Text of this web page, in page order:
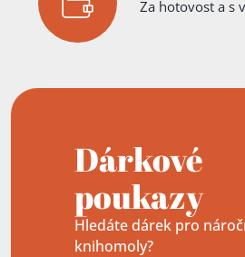
Za hotovost a s
Dárkové
poukazy
Hledáte dárek pro
knihomoly?